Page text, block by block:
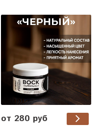
от 280 руб